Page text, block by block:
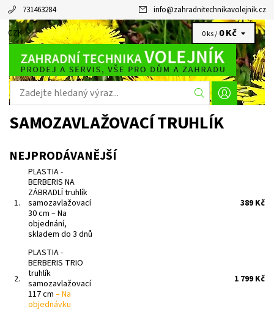
731463284 info@zahradnitechnikavolejnik.cz
CZK 0 ks / 0 Kč
SAMOZAVLAŽOVACÍ TRUHLÍK
NEJPRODÁVANĚJŠÍ
1.
PLASTIA -
BERBERIS NA
ZÁBRADLÍ truhlík
samozavlažovací
30 cm –Na
objednání,
skladem do 3 dnů
389 Kč
2.
PLASTIA -
BERBERIS TRIO
truhlík
samozavlažovací
117 cm –Na
objednávku
1 799 Kč